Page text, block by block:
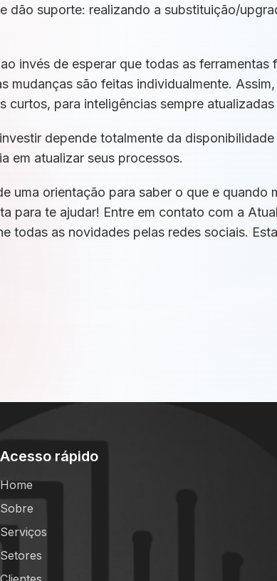
dão suporte: realizando a substituição/
invés de esperar que todas as ferramentas
mudanças são feitas individualmente.
curtos, para inteligências sempre atualizadas
depende totalmente da
em atualizar seus processos.
uma orientação para saber o que e quando
para te ajudar! Entre em contato com a
todas as novidades pelas redes sociais.
Acesso rápido
Home
Sobre
Serviços
Setores